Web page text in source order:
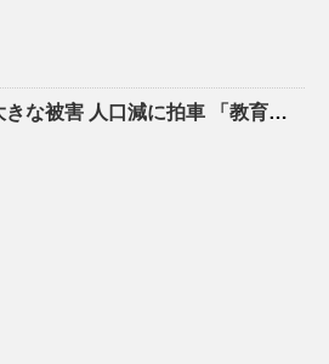
きな被害 人口 減に拍車 「教育のまち」で移住促進｜特集 – 苫小牧民報